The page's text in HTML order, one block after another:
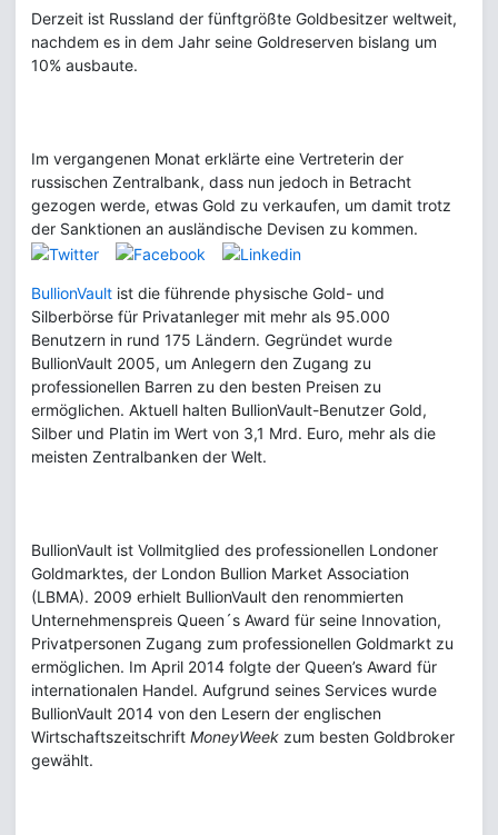
Derzeit ist Russland der fünftgrößte Goldbesitzer weltweit,
nachdem es in dem Jahr seine Goldreserven bislang um
10% ausbaute.
Im vergangenen Monat erklärte eine Vertreterin der
russischen Zentralbank, dass nun jedoch in Betracht
gezogen werde, etwas Gold zu verkaufen, um damit trotz
der Sanktionen an ausländische Devisen zu kommen.
BullionVault ist die führende physische Gold- und
Silberbörse für Privatanleger mit mehr als 95.000
Benutzern in rund 175 Ländern. Gegründet wurde
BullionVault 2005, um Anlegern den Zugang zu
professionellen Barren zu den besten Preisen zu
ermöglichen. Aktuell halten BullionVault-Benutzer Gold,
Silber und Platin im Wert von 3,1 Mrd. Euro, mehr als die
meisten Zentralbanken der Welt.
BullionVault ist Vollmitglied des professionellen Londoner
Goldmarktes, der London Bullion Market Association
(LBMA). 2009 erhielt BullionVault den renommierten
Unternehmenspreis Queen´s Award für seine Innovation,
Privatpersonen Zugang zum professionellen Goldmarkt zu
ermöglichen. Im April 2014 folgte der Queen’s Award für
internationalen Handel. Aufgrund seines Services wurde
BullionVault 2014 von den Lesern der englischen
Wirtschaftszeitschrift MoneyWeek zum besten Goldbroker
gewählt.